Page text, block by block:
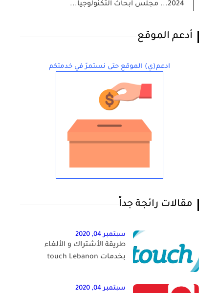
2024... مجلس أبحاث التكنولوجيا...
أدعم الموقع
ادعم(ي) الموقع حتى نستمرّ في خدمتكم
مقالات رائجة جداً
سبتمبر 04, 2020
طريقة الأشتراك و الألغاء
بخدمات touch Lebanon
سبتمبر 04, 2020